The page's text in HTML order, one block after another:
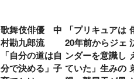
歌舞伎俳優 中
村勘九郎流
「自分の道は自
分で決める」子
「プリキュアは
20年前からジェ
ンダーを意識し
ていた」生みの